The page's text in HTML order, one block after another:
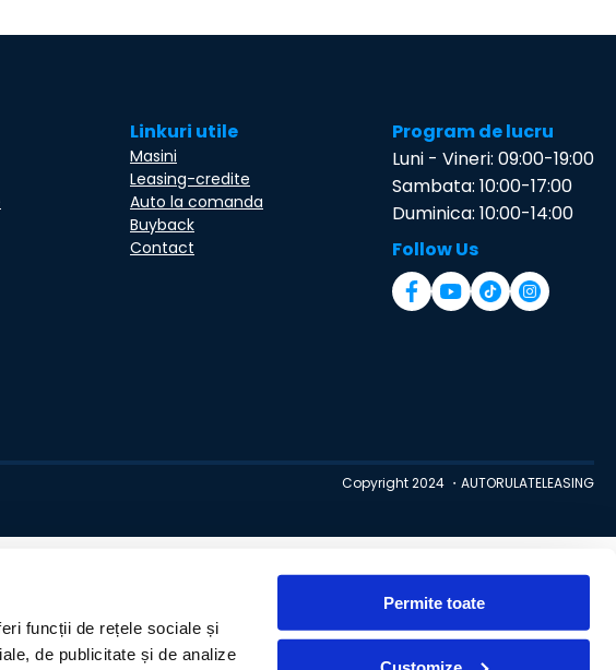
funcții de rețele sociale și
de publicitate și de analize
Permite toate
Linkuri utile
Masini
Leasing-credite
Auto la comanda
Buyback
Contact
Program de lucru
Luni - Vineri: 09:00-19:00
Sambata: 10:00-17:00
Duminica: 10:00-14:00
Follow Us
Copyright 2024 ・AUTORULATELEASING